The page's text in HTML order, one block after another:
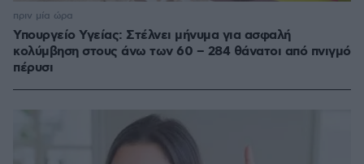
Υπουργείο Υγείας: Στέλνει μήνυμα για ασφαλή
κολύμβηση στους άνω των 60 – 284 θάνατοι από πνιγμό
πέρυσι
πριν μία ώρα